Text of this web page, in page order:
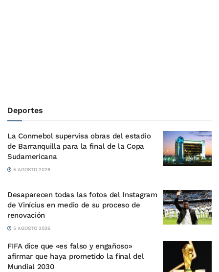
Deportes
La Conmebol supervisa obras del estadio
de Barranquilla para la final de la Copa
Sudamericana
5 AGOSTO 2026
Desaparecen todas las fotos del Instagram
de Vinícius en medio de su proceso de
renovación
5 AGOSTO 2026
FIFA dice que «es falso y engañoso»
afirmar que haya prometido la final del
Mundial 2030